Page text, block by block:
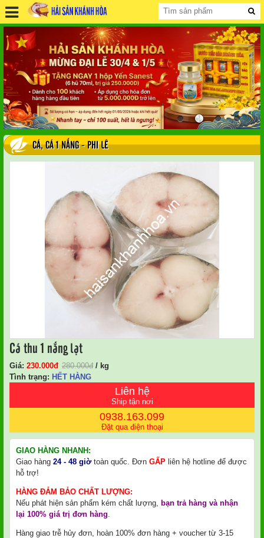
CÁ,CÁ 1 NẮNG - PHI LÊ
Cá thu 1 nắng lạt
Giá: 230.000Đ 280.000đ / kg
Tình trạng: HẾT HÀNG
Liên hệ
Ship tận nơi
0938.163.099
Đặt qua điện thoại
GIAO HÀNG NHANH:
Giao hàng 24 - 48 giờtoàn quốc. Đơn GẤP liên hệ hotline để được
hỗ trợ!
HÀNG ĐẢM BẢO CHẤT LƯỢNG:
Nếu phát hiện sản phẩm kém chất lượng,
bạn trả hàng và nhận
lại 100% giá trị đơn hàng
Hàng giao trễ hủy đơn, hoàn 100% đơn hàng + voucher từ 3-15